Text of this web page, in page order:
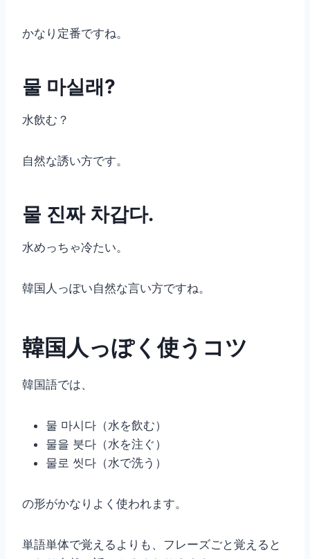
かなり定番ですね。
물 마실래?
水飲む？
自然な誘い方です。
물 진짜 차갑다.
水めっちゃ冷たい。
韓国人っぽい自然な言い方ですね。
韓国人っぽく使うコツ
韓国語では、
물 마시다（水を飲む）
물을 붓다（水を注ぐ）
물로 씻다（水で洗う）
の形がかなりよく使われます。
単語単体で覚えるよりも、フレーズごと覚えると